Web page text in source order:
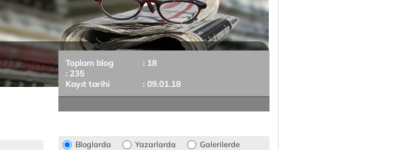
Toplam blog
: 18
: 235
Kayıt tarihi
: 09.01.18
Bloglarda Yazarlarda Galerilerde